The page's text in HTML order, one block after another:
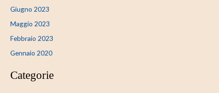
Giugno 2023
Maggio 2023
Febbraio 2023
Gennaio 2020
Categorie